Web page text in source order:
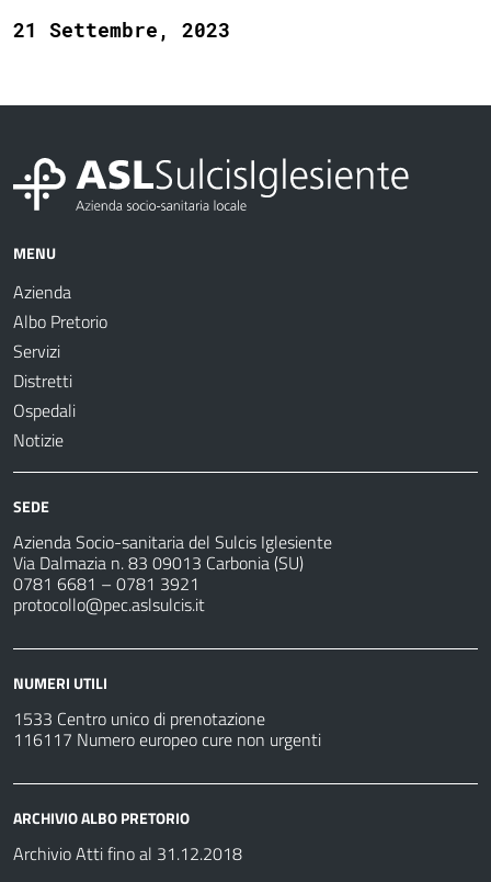
21 Settembre, 2023
MENU
Azienda
Albo Pretorio
Servizi
Distretti
Ospedali
Notizie
SEDE
Azienda Socio-sanitaria del Sulcis Iglesiente
Via Dalmazia n. 83 09013 Carbonia (SU)
0781 6681 – 0781 3921
protocollo@pec.aslsulcis.it
NUMERI UTILI
1533 Centro unico di prenotazione
116117 Numero europeo cure non urgenti
ARCHIVIO ALBO PRETORIO
Archivio Atti fino al 31.12.2018